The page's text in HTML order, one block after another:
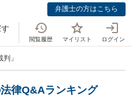
弁護士の方はこちら
閲覧履歴 マイリスト ログイン
」
律Q&Aランキング